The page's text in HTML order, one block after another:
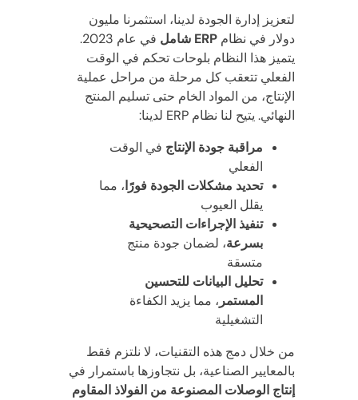
لتعزيز إدارة الجودة لدينا، استثمرنا مليون
دولار في نظامERP شامل
في عام 2023.
يتميز هذا النظام بلوحات تحكم في الوقت
الفعلي تتعقب كل مرحلة من مراحل عملية
الإنتاج، من المواد الخام حتى تسليم المنتج
النهائي. يتيح لنا نظام ERP لدينا:
مراقبة جودة الإنتاج في الوقت
الفعلي
تحديد مشكلات الجودة فورًا، مما
يقلل العيوب
تنفيذ الإجراءات التصحيحية
بسرعة، لضمان جودة منتج
متسقة
تحليل البيانات للتحسين
المستمر ، مما يزيد الكفاءة
التشغيلية
من خلال دمج هذه التقنيات، لا نلتزم فقط
بالمعايير الصناعية، بل نتجاوزها باستمرار في
إنتاج الوصلات المصنوعة من الفولاذ المقاوم